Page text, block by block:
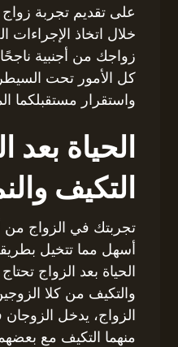
على تقديم تجربة
خلال اتخاذ
زواجك من أجنبية
كل الأمور تحت
واستقرار مستقبلكما
الحياة بعد
التكيف
تجربتك في الزواج من
أسهل مما تتخيل
الحياة بعد الزواج
والتكيف من كلا
الزواج، يدخل
منهما التكيف مع